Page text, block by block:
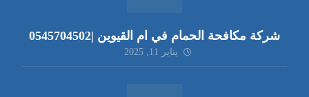
شركة مكافحة الحمام في ام القيوين |0545704502
يناير 11, 2025